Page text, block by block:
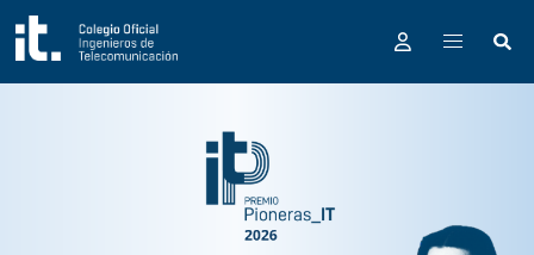
Pasar al contenido principal